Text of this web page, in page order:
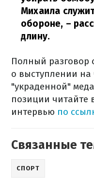
Михаила
обороне, –
длину.
Полный разговор
о выступлении
"украденной"
позиции читайте
интервью по
Связанные
СПОРТ